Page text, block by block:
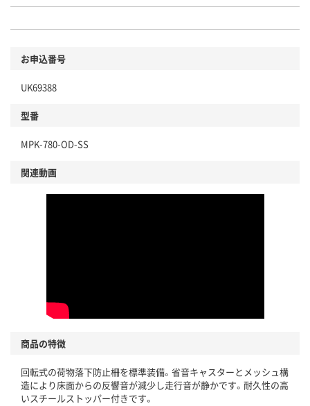
お申込番号
UK69388
型番
MPK-780-OD-SS
関連動画
商品の特徴
回転式の荷物落下防止柵を標準装備。省音キャスターとメッシュ構
造により床面からの反響音が減少し走行音が静かです。耐久性の高
いスチールストッパー付きです。